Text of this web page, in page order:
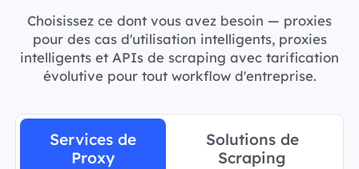
Choisissez ce dont vous avez besoin — proxies
pour des cas d'utilisation intelligents, proxies
intelligents et APIs de scraping avec tarification
évolutive pour tout workflow d'entreprise.
Services de
Proxy
Solutions de
Scraping